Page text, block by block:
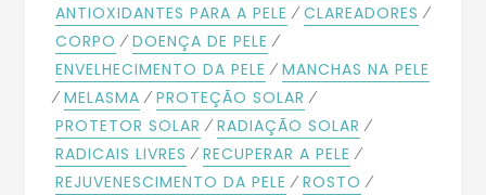
ANTIOXIDANTES PARA A PELE ⁄ CLAREADORES ⁄
CORPO ⁄ DOENÇA DE PELE ⁄
ENVELHECIMENTO DA PELE ⁄ MANCHAS NA PELE
⁄ MELASMA ⁄ PROTEÇÃO SOLAR ⁄
PROTETOR SOLAR ⁄ RADIAÇÃO SOLAR ⁄
RADICAIS LIVRES ⁄ RECUPERAR A PELE ⁄
REJUVENESCIMENTO DA PELE ⁄ ROSTO ⁄